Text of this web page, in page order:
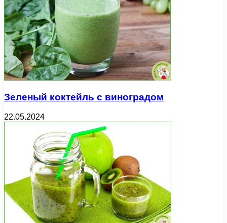
Зеленый коктейль с виноградом
22.05.2024